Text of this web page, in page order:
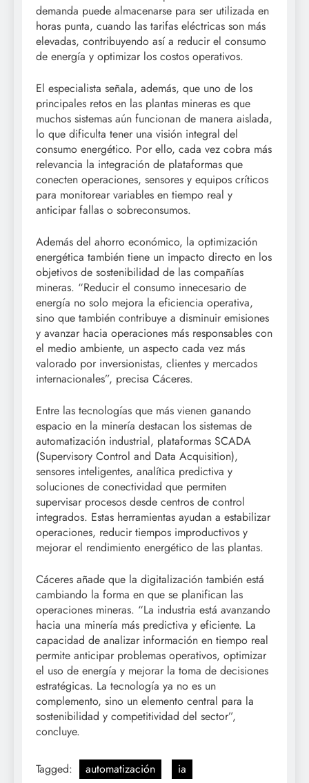
demanda puede almacenarse para ser utilizada en
horas punta, cuando las tarifas eléctricas son más
elevadas, contribuyendo así a reducir el consumo
de energía y optimizar los costos operativos.
El especialista señala, además, que uno de los
principales retos en las plantas mineras es que
muchos sistemas aún funcionan de manera aislada,
lo que dificulta tener una visión integral del
consumo energético. Por ello, cada vez cobra más
relevancia la integración de plataformas que
conecten operaciones, sensores y equipos críticos
para monitorear variables en tiempo real y
anticipar fallas o sobreconsumos.
Además del ahorro económico, la optimización
energética también tiene un impacto directo en los
objetivos de sostenibilidad de las compañías
mineras. “Reducir el consumo innecesario de
energía no solo mejora la eficiencia operativa,
sino que también contribuye a disminuir emisiones
y avanzar hacia operaciones más responsables con
el medio ambiente, un aspecto cada vez más
valorado por inversionistas, clientes y mercados
internacionales”, precisa Cáceres.
Entre las tecnologías que más vienen ganando
espacio en la minería destacan los sistemas de
automatización industrial, plataformas SCADA
(Supervisory Control and Data Acquisition),
sensores inteligentes, analítica predictiva y
soluciones de conectividad que permiten
supervisar procesos desde centros de control
integrados. Estas herramientas ayudan a estabilizar
operaciones, reducir tiempos improductivos y
mejorar el rendimiento energético de las plantas.
Cáceres añade que la digitalización también está
cambiando la forma en que se planifican las
operaciones mineras. “La industria está avanzando
hacia una minería más predictiva y eficiente. La
capacidad de analizar información en tiempo real
permite anticipar problemas operativos, optimizar
el uso de energía y mejorar la toma de decisiones
estratégicas. La tecnología ya no es un
complemento, sino un elemento central para la
sostenibilidad y competitividad del sector”,
concluye.
Tagged: automatización ia